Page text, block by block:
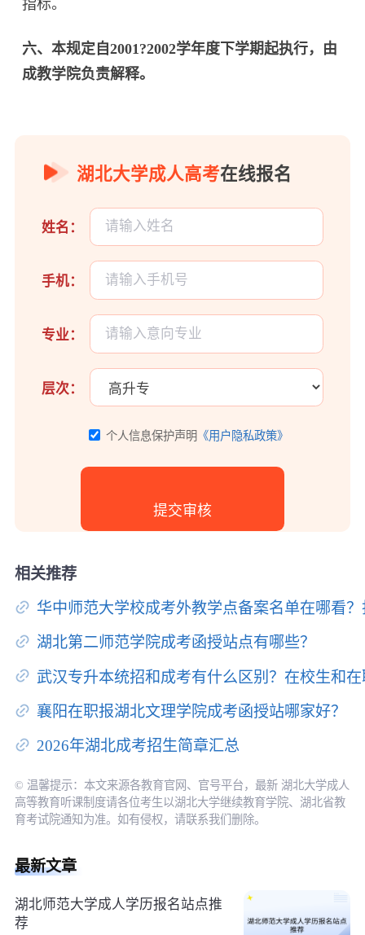
指标。
六、本规定自2001?2002学年度下学期起执行，由
成教学院负责解释。
湖北大学成人高考在线报名
姓名：
手机：
专业：
层次：
个人信息保护声明 《用户隐私政策》
相关推荐
华中师范大学校成考外教学点备案名单在哪看
湖北第二师范学院成考函授站点有哪些？
武汉专升本统招和成考有什么区别？在校生和
襄阳在职报湖北文理学院成考函授站哪家好？
2026年湖北成考招生简章汇总
© 温馨提示：本文来源各教育官网、官号平台，最新 湖北大学成人
高等教育听课制度请各位考生以湖北大学继续教育学院、湖北省教
育考试院通知为准。如有侵权，请联系我们删除。
最新文章
湖北师范大学成人学历报名站点推
荐